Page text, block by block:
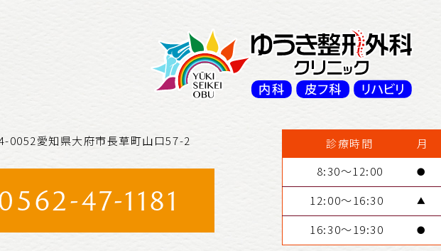
0052愛知県大府市長草町山口57-2
47-1181
診療時間 月
8:30～12:00
●
12:00～16:30 ▲
16:30～19:30 ●